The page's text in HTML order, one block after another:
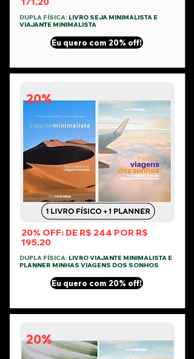
DUPLA FÍSICA:LIVRO SEJA MINIMALISTA E
VIAJANTE MINIMALISTA
Eu quero com 20% off!
20%
20% OFF: DE R$ 244 POR R$
195,20
DUPLA FÍSICA:LIVRO VIAJANTE MINIMALISTA E
PLANNER MINHAS VIAGENS DOS SONHOS
Eu quero com 20% off!
20%